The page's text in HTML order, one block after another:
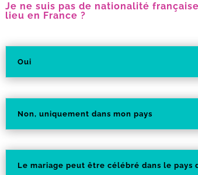
Je ne suis pas de nationalité
lieu en France ?
Oui
Non, uniquement dans mon pays
Le mariage peut être célébré dans le pays